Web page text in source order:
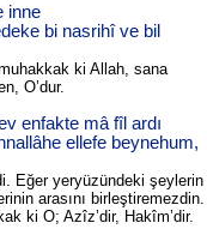
inne
bi nasrihî ve bil
ki Allah, sana
O’dur.
enfakte mâ fîl ardı
ellefe beynehum,
Eğer yeryüzündeki şeylerin
arasını birleştiremezdin.
ki O; Azîz’dir, Hakîm’dir.